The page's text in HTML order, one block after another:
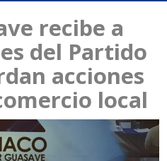
recibe a
del Partido
acciones
local